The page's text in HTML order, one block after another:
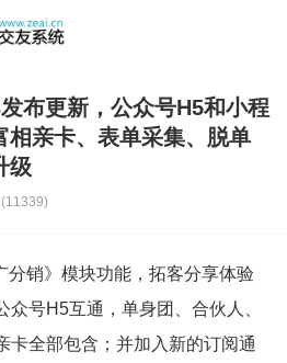
布更新，公众号H5和小程
相亲卡、表单采集、脱单
级
(11339)
分销》模块功能，拓客分享体验
号H5互通，单身团、合伙人、
卡全部包含；并加入新的订阅通